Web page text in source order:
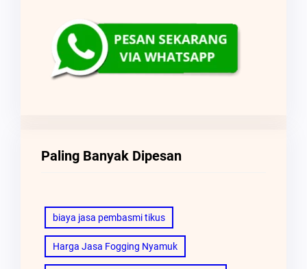
Paling Banyak Dipesan
biaya jasa pembasmi tikus
Harga Jasa Fogging Nyamuk